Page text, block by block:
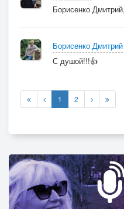
Борисенко
Борисенко Дмитрий
С душой!!!👍
1 2